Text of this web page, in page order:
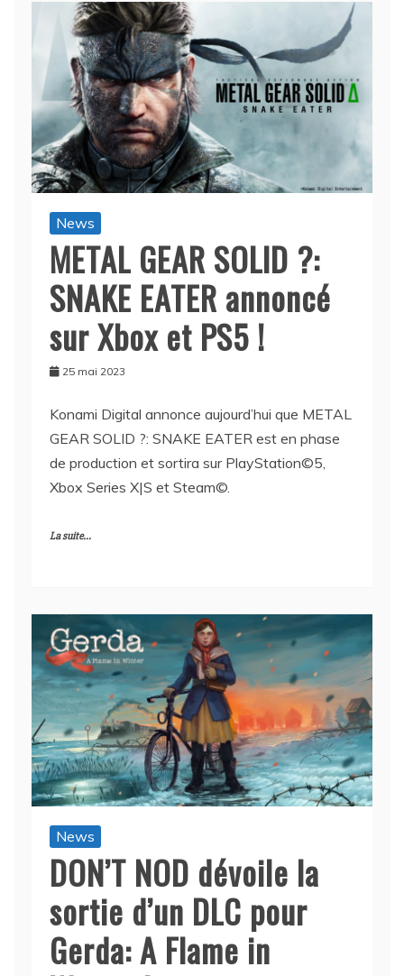
News
METAL GEAR SOLID ?:
SNAKE EATER annoncé
sur Xbox et PS5 !
25 mai 2023
Konami Digital annonce aujourd’hui que METAL
GEAR SOLID ?: SNAKE EATER est en phase
de production et sortira sur PlayStation©5,
Xbox Series X|S et Steam©.
La suite...
News
DON’T NOD dévoile la
sortie d’un DLC pour
Gerda: A Flame in